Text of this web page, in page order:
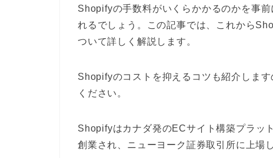
Shopifyの手数料がいくらかかるのかを事
れるでしょう。この記事では、これから
ついて詳しく解説します。
Shopifyのコストを抑えるコツも紹介しま
ください。
Shopifyはカナダ発のECサイト構築プラッ
創業され、ニューヨーク証券取引所に上場